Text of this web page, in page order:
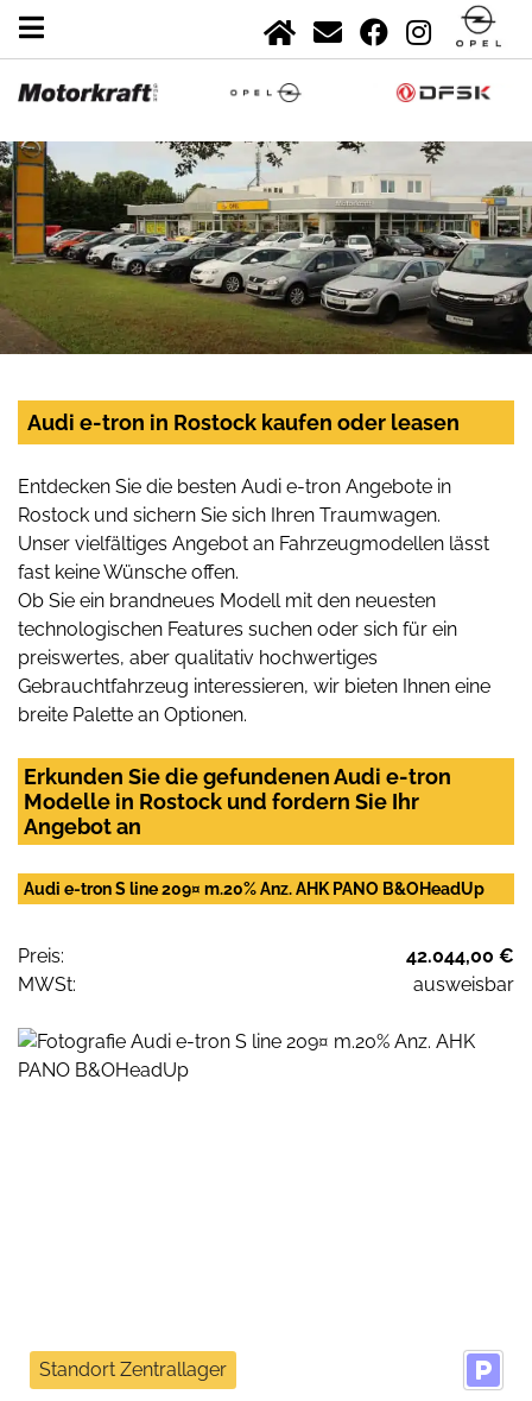
Audi e-tron in Rostock kaufen oder leasen
Entdecken Sie die besten Audi e-tron Angebote in
Rostock und sichern Sie sich Ihren Traumwagen.
Unser vielfältiges Angebot an Fahrzeugmodellen lässt
fast keine Wünsche offen.
Ob Sie ein brandneues Modell mit den neuesten
technologischen Features suchen oder sich für ein
preiswertes, aber qualitativ hochwertiges
Gebrauchtfahrzeug interessieren, wir bieten Ihnen eine
breite Palette an Optionen.
Erkunden Sie die gefundenen Audi e-tron
Modelle in Rostock und fordern Sie Ihr
Angebot an
Audi e-tron S line 209¤ m.20% Anz. AHK PANO B&OHeadUp
Preis:
42.044,00 €
MWSt:
ausweisbar
Standort Zentrallager